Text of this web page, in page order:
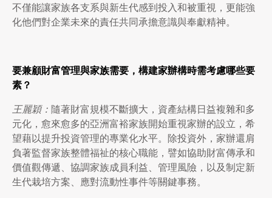
不僅能讓家族各支系與新生代感到投入和被重視，更能強
化他們對企業未來的責任共同承擔意識與奉獻精神。
要兼顧財富管理與家族需要，構建家辦構時需考慮哪些要
素？
王麗穎： 隨著財富規模不斷擴大，資產結構日益複雜和多
元化，愈來愈多的亞洲富裕家族開始重視家辦的設立，希
望藉以提升投資管理的專業化水平。除投資外，家辦還肩
負著監督家族整體福祉的核心職能，譬如協助財富傳承和
價值觀傳遞、協調家族成員利益、管理風險，以及制定新
生代栽培方案、應對流動性事件等關鍵事務。